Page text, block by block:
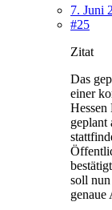
7. Juni
#25
Zitat
Das
einer
geplant
soll
genaue